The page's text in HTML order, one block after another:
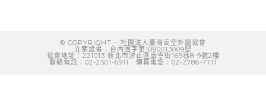
© COPYRIGHT – 社團法人臺灣高空外牆協會
立案證書：台內團字第1090013009號
協會地址：221013 新北市汐止區康寧街169巷8-9號2樓
聯絡電話：02-2501-6911 傳真電話：02-2786-7711